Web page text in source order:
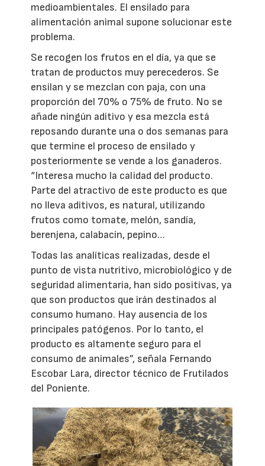
medioambientales. El ensilado para
alimentación animal supone solucionar este
problema.
Se recogen los frutos en el día, ya que se
tratan de productos muy perecederos. Se
ensilan y se mezclan con paja, con una
proporción del 70% o 75% de fruto. No se
añade ningún aditivo y esa mezcla está
reposando durante una o dos semanas para
que termine el proceso de ensilado y
posteriormente se vende a los ganaderos.
“Interesa mucho la calidad del producto.
Parte del atractivo de este producto es que
no lleva aditivos, es natural, utilizando
frutos como tomate, melón, sandía,
berenjena, calabacín, pepino…
Todas las analíticas realizadas, desde el
punto de vista nutritivo, microbiológico y de
seguridad alimentaria, han sido positivas, ya
que son productos que irán destinados al
consumo humano. Hay ausencia de los
principales patógenos. Por lo tanto, el
producto es altamente seguro para el
consumo de animales”, señala Fernando
Escobar Lara, director técnico de Frutilados
del Poniente.